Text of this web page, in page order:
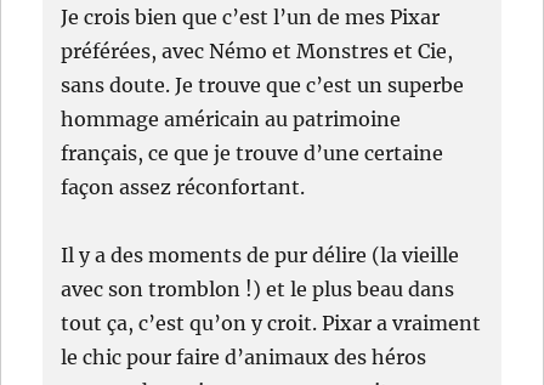
Je crois bien que c’est l’un de mes Pixar
préférées, avec Némo et Monstres et Cie,
sans doute. Je trouve que c’est un superbe
hommage américain au patrimoine
français, ce que je trouve d’une certaine
façon assez réconfortant.
Il y a des moments de pur délire (la vieille
avec son tromblon !) et le plus beau dans
tout ça, c’est qu’on y croit. Pixar a vraiment
le chic pour faire d’animaux des héros